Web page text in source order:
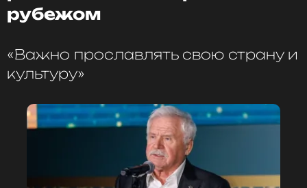
рубежом
«Важно прославлять свою страну и
культуру»